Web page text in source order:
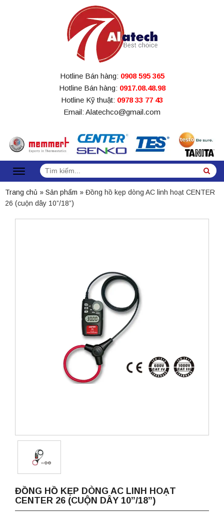
Hotline Bán hàng: 0908 595 365
Hotline Bán hàng: 0917.08.48.98
Hotline Kỹ thuật: 0978 33 77 43
Email: Alatechco@gmail.com
Tìm
kiếm:
Trang chủ » Sản phẩm » Đồng hồ kẹp dòng AC linh hoạt CENTER
26 (cuộn dây 10”/18”)
ĐỒNG HỒ KẸP DÒNG AC LINH HOẠT
CENTER 26 (CUỘN DÂY 10”/18”)